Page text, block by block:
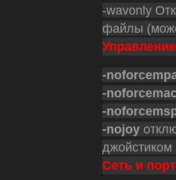
-wavonly
файлы
-
-
-
-nojoy
Сеть и